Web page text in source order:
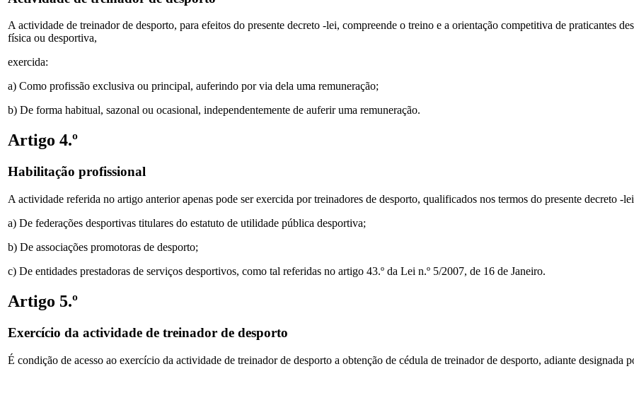
A actividade de treinador de desporto, para efeitos do presente decreto -lei, compreende o treino e a orientação competitiva de praticantes
física ou desportiva,
exercida:
a) Como profissão exclusiva ou principal, auferindo por via dela uma remuneração;
b) De forma habitual, sazonal ou ocasional, independentemente de auferir uma remuneração.
Artigo 4.º
Habilitação profissional
A actividade referida no artigo anterior apenas pode ser exercida por treinadores de desporto, qualificados nos termos do presente decreto -
a) De federações desportivas titulares do estatuto de utilidade pública desportiva;
b) De associações promotoras de desporto;
c) De entidades prestadoras de serviços desportivos, como tal referidas no artigo 43.º da Lei n.º 5/2007, de 16 de Janeiro.
Artigo 5.º
Exercício da actividade de treinador de desporto
É condição de acesso ao exercício da actividade de treinador de desporto a obtenção de cédula de treinador de desporto, adiante designada